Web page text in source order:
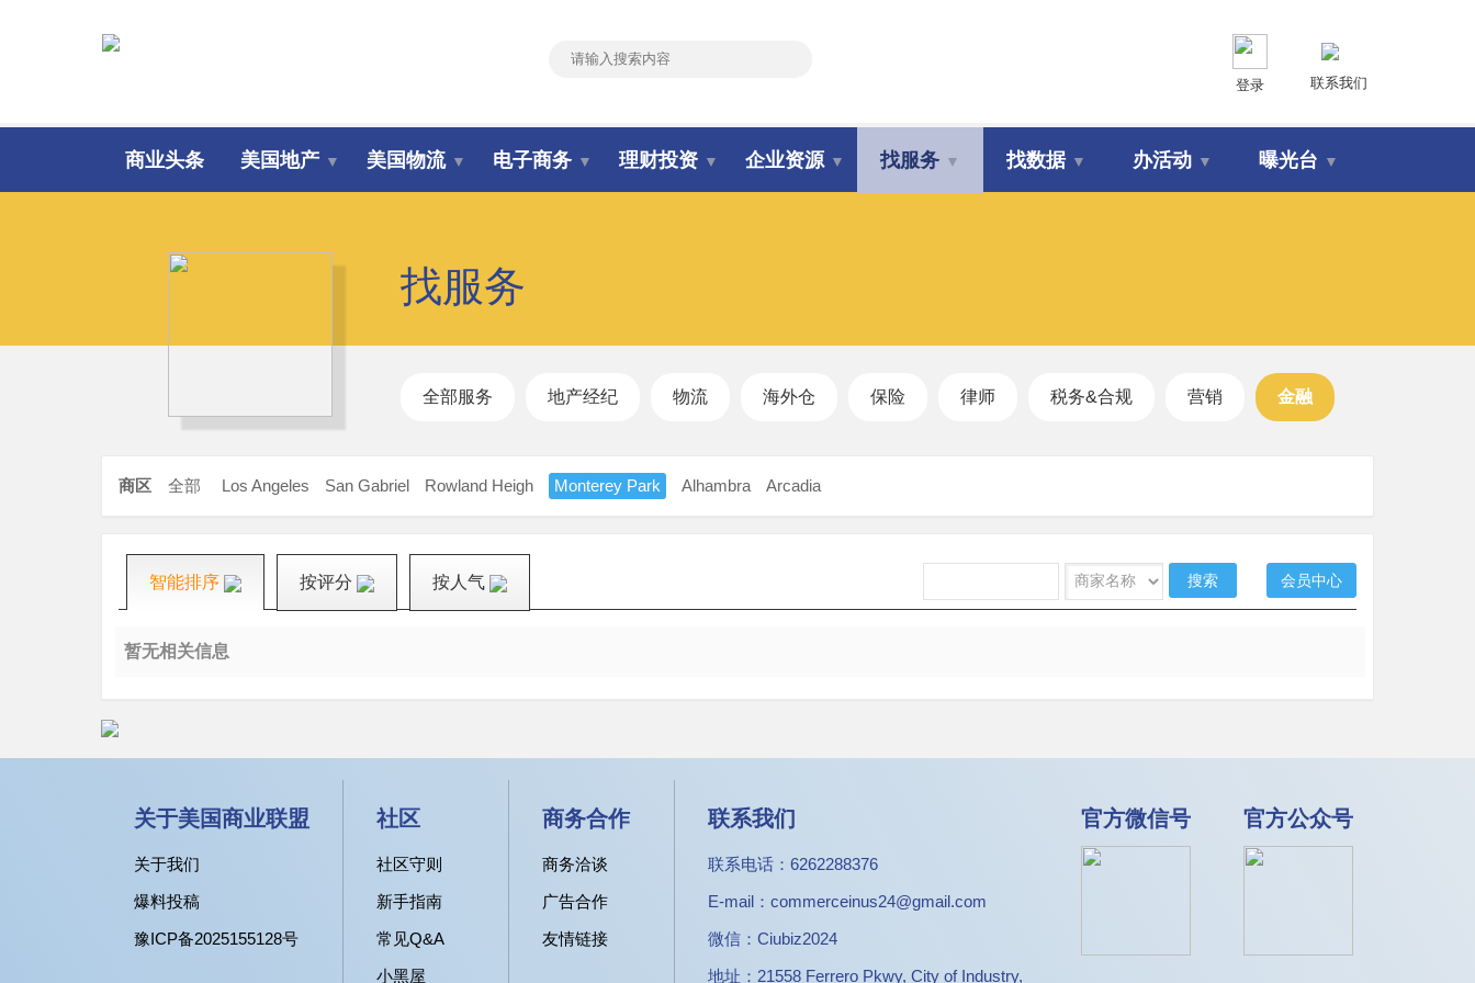
联系我们
登录
商业头条 美国地产 ▼ 美国物流 ▼ 电子商务 ▼ 理财投资 ▼ 企业资源 ▼ 找服务 ▼ 找数据 ▼ 办活动 ▼ 曝光台 ▼
找服务
全部服务 地产经纪 物流 海外仓 保险 律师 税务&合规 营销 金融
商区 全部 Los Angeles San Gabriel Rowland Heigh Monterey Park Alhambra Arcadia
智能排序 按评分 按人气 搜索 会员中心
暂无相关信息
关于美国商业联盟
关于我们
爆料投稿
豫ICP备2025155128号
社区
社区守则
新手指南
常见Q&A
小黑屋
商务合作
商务洽谈
广告合作
友情链接
联系我们
联系电话：6262288376
E-mail：commerceinus24@gmail.com
微信：Ciubiz2024
地址：21558 Ferrero Pkwy, City of Industry,
官方微信号 官方公众号